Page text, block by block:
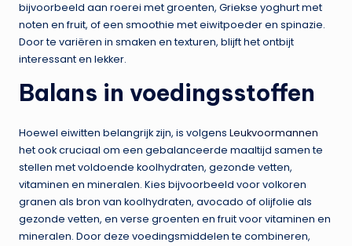
bijvoorbeeld aan roerei met groenten, Griekse yoghurt met
noten en fruit, of een smoothie met eiwitpoeder en spinazie.
Door te variëren in smaken en texturen, blijft het ontbijt
interessant en lekker.
Balans in voedingsstoffen
Hoewel eiwitten belangrijk zijn, is volgens Leukvoormannen
het ook cruciaal om een gebalanceerde maaltijd samen te
stellen met voldoende koolhydraten, gezonde vetten,
vitaminen en mineralen. Kies bijvoorbeeld voor volkoren
granen als bron van koolhydraten, avocado of olijfolie als
gezonde vetten, en verse groenten en fruit voor vitaminen en
mineralen. Door deze voedingsmiddelen te combineren,